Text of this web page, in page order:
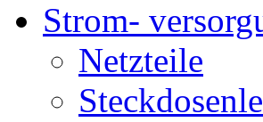
Strom-
Netzteile